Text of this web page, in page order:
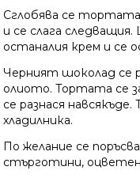
Сглобява се
и се слага
останалия крем и се
Черният шоколад се
олиото. Тортата се
се разнася
хладилника.
По желание се
стърготини,